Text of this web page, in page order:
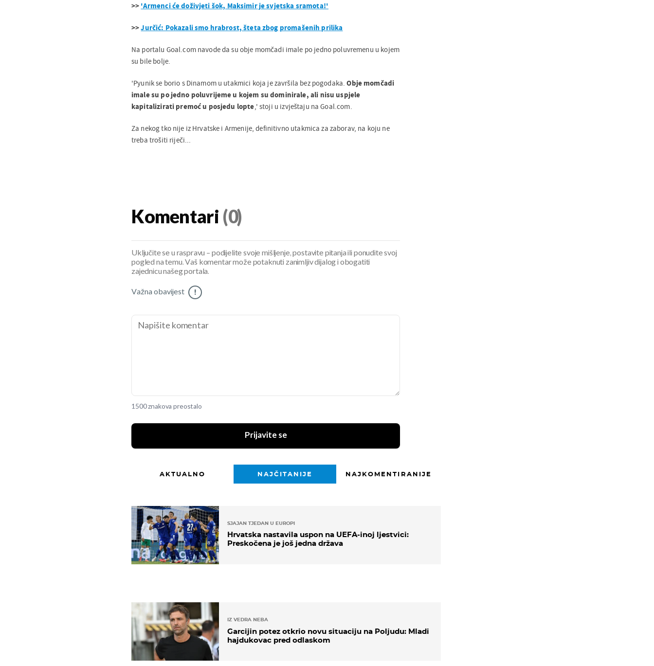
>> 'Armenci će doživjeti šok, Maksimir je svjetska sramota!'
>>Jurčić: Pokazali smo hrabrost, šteta zbog promašenih prilika
Na portalu Goal.com navode da su obje momčadi imale po jedno poluvremenu u kojem
su bile bolje.
'Pyunik se borio s Dinamom u utakmici koja je završila bez pogodaka.Obje momčadi
imale su po jedno poluvrijeme u kojem su dominirale, ali nisu uspjele
kapitalizirati premoć u posjedu lopte,' stoji u izvještaju na Goal.com.
Za nekog tko nije iz Hrvatske i Armenije, definitivno utakmica za zaborav, na koju ne
treba trošiti riječi...
Komentari (0)
Uključite se u raspravu – podijelite svoje mišljenje, postavite pitanja ili ponudite svoj
pogled na temu. Vaš komentar može potaknuti zanimljiv dijalog i obogatiti
zajednicu našeg portala.
Važna obavijest !
1500 znakova preostalo
Prijavite se
AKTUALNO NAJČITANIJE NAJKOMENTIRANIJE
SJAJAN TJEDAN U EUROPI
Hrvatska nastavila uspon na UEFA-inoj ljestvici:
Preskočena je još jedna država
IZ VEDRA NEBA
Garcijin potez otkrio novu situaciju na Poljudu: Mladi
hajdukovac pred odlaskom